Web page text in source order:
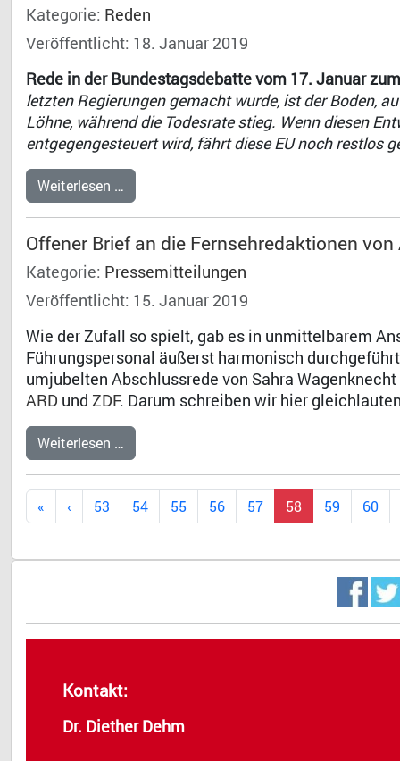
Kategorie: Reden
Veröffentlicht: 18. Januar 2019
Rede in der Bundestagsdebatte vom 17. Januar
letzten Regierungen gemacht wurde, ist der Boden,
Löhne, während die Todesrate stieg. Wenn diesen
entgegengesteuert wird, fährt diese EU noch restlos
Weiterlesen …
Offener Brief an die Fernsehredaktionen
Kategorie: Pressemitteilungen
Veröffentlicht: 15. Januar 2019
Wie der Zufall so spielt, gab es in unmittelbarem
Führungspersonal äußerst harmonisch
umjubelten Abschlussrede von Sahra
ARD und ZDF. Darum schreiben wir hier
Weiterlesen …
53 54 55 56 57 58 59 60
Kontakt:
Dr. Diether Dehm